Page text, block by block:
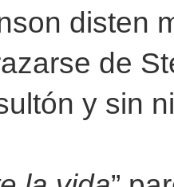
disten
de
y sin